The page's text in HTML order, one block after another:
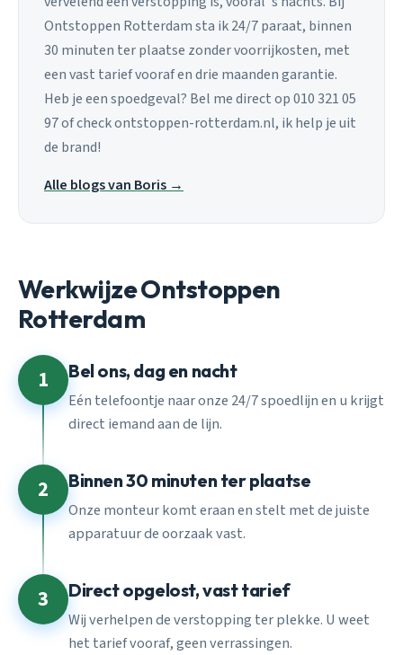
Ontstoppen Rotterdam sta ik 24/7 paraat, binnen
30 minuten ter plaatse zonder voorrijkosten, met
een vast tarief vooraf en drie maanden garantie.
Heb je een spoedgeval? Bel me direct op 010 321 05
97 of check ontstoppen-rotterdam.nl, ik help je uit
de brand!
Alle blogs van Boris →
Werkwijze Ontstoppen
Rotterdam
1 Bel ons, dag en nacht
Eén telefoontje naar onze 24/7 spoedlijn en u krijgt
direct iemand aan de lijn.
2 Binnen 30 minuten ter plaatse
Onze monteur komt eraan en stelt met de juiste
apparatuur de oorzaak vast.
3 Direct opgelost, vast tarief
Wij verhelpen de verstopping ter plekke. U weet
het tarief vooraf, geen verrassingen.